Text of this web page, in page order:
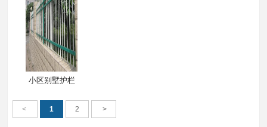
小区别墅护栏
< 1 2 >